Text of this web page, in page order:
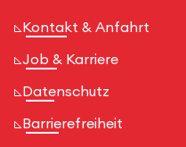
Kontakt & Anfahrt
Job & Karriere
Datenschutz
Barrierefreiheit